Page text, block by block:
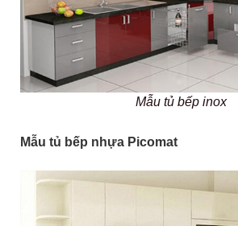
Mẫu tủ bếp inox
Mẫu tủ bếp nhựa Picomat